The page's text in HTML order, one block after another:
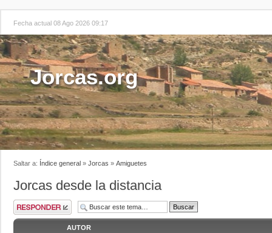
Fecha actual 08 Ago 2026 09:17
Jorcas.org
Saltar a: Índice general » Jorcas » Amiguetes
Jorcas desde la distancia
AUTOR